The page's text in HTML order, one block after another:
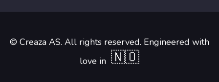
© Creaza AS. All rights reserved. Engineered with
love in 🇳🇴